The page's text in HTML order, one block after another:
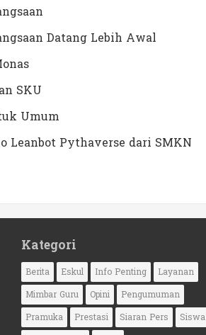
Datang Lebih Awal
SKU
Umum
Leanbot Pythaverse dari SMKN
Kategori
Berita Eskul Info Penting
Layanan
Mimbar Guru
Opini
Pengumuman
Pramuka
Prestasi Siaran Pers
Siswa